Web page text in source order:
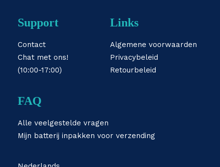
Support
Contact
Chat met ons!
(10:00-17:00)
Links
Algemene voorwaarden
Privacybeleid
Retourbeleid
FAQ
Alle veelgestelde vragen
Mijn batterij inpakken voor verzending